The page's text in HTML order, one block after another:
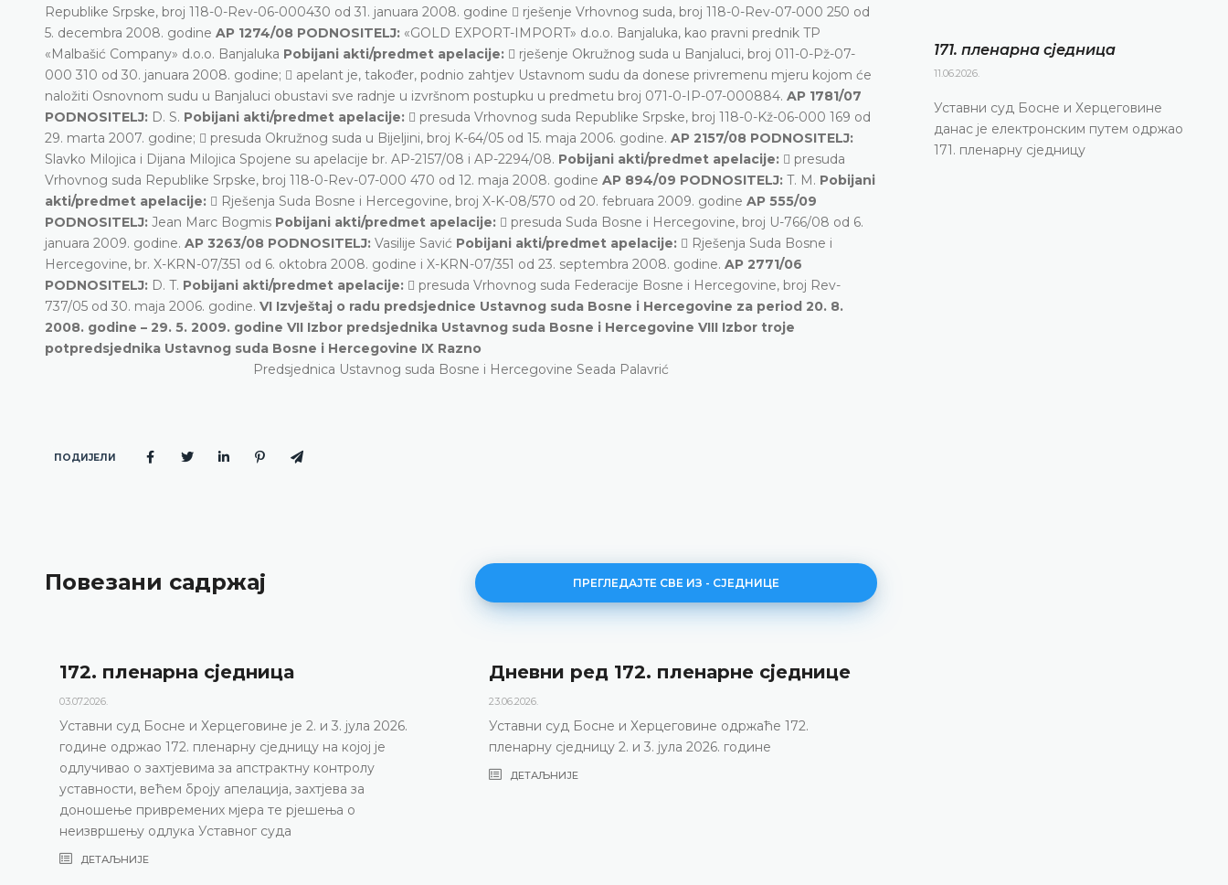
Republike Srpske, broj 118-0-Rev-06-000430 od 31. januara 2008. godine  rješenje Vrhovnog suda, broj 118-0-Rev-07-000 250 od
5. decembra 2008. godine AP 1274/08 PODNOSITELJ: «GOLD EXPORT-IMPORT» d.o.o. Banjaluka, kao pravni prednik TP
«Malbašić Company» d.o.o. Banjaluka Pobijani akti/predmet apelacije:  rješenje Okružnog suda u Banjaluci, broj 011-0-Pž-07-
000 310 od 30. januara 2008. godine;  apelant je, također, podnio zahtjev Ustavnom sudu da donese privremenu mjeru kojom će
naložiti Osnovnom sudu u Banjaluci obustavi sve radnje u izvršnom postupku u predmetu broj 071-0-IP-07-000884. AP 1781/07
PODNOSITELJ: D. S. Pobijani akti/predmet apelacije:  presuda Vrhovnog suda Republike Srpske, broj 118-0-Kž-06-000 169 od
29. marta 2007. godine;  presuda Okružnog suda u Bijeljini, broj K-64/05 od 15. maja 2006. godine. AP 2157/08 PODNOSITELJ:
Slavko Milojica i Dijana Milojica Spojene su apelacije br. AP-2157/08 i AP-2294/08. Pobijani akti/predmet apelacije:  presuda
Vrhovnog suda Republike Srpske, broj 118-0-Rev-07-000 470 od 12. maja 2008. godine AP 894/09 PODNOSITELJ: T. M. Pobijani
akti/predmet apelacije:  Rješenja Suda Bosne i Hercegovine, broj X-K-08/570 od 20. februara 2009. godine AP 555/09
PODNOSITELJ: Jean Marc Bogmis Pobijani akti/predmet apelacije:  presuda Suda Bosne i Hercegovine, broj U-766/08 od 6.
januara 2009. godine. AP 3263/08 PODNOSITELJ: Vasilije Savić Pobijani akti/predmet apelacije:  Rješenja Suda Bosne i
Hercegovine, br. X-KRN-07/351 od 6. oktobra 2008. godine i X-KRN-07/351 od 23. septembra 2008. godine. AP 2771/06
PODNOSITELJ: D. T. Pobijani akti/predmet apelacije:  presuda Vrhovnog suda Federacije Bosne i Hercegovine, broj Rev-
737/05 od 30. maja 2006. godine. VI Izvještaj o radu predsjednice Ustavnog suda Bosne i Hercegovine za period 20. 8.
2008. godine – 29. 5. 2009. godine VII Izbor predsjednika Ustavnog suda Bosne i Hercegovine VIII Izbor troje
potpredsjednika Ustavnog suda Bosne i Hercegovine IX Razno
Predsjednica Ustavnog suda Bosne i Hercegovine Seada Palavrić
ПОДИЈЕЛИ
Повезани садржај ПРЕГЛЕДАЈТЕ СВЕ ИЗ - СЈЕДНИЦЕ
172. пленарна сједницa
03.07.2026.
Уставни суд Босне и Херцеговине је 2. и 3. јула 2026.
године одржао 172. пленарну сједницу на којој је
одлучивао о захтјевима за апстрактну контролу
уставности, већем броју апелација, захтјева за
доношење привремених мјера те рјешења о
неизвршењу одлука Уставног суда
ДЕТАЉНИЈЕ
Дневни ред 172. пленарне сједнице
23.06.2026.
Уставни суд Босне и Херцеговине одржаће 172.
пленарну сједницу 2. и 3. јула 2026. године
ДЕТАЉНИЈЕ
171. пленарна сједницa
11.06.2026.
Уставни суд Босне и Херцеговине
данас је електронским путем одржао
171. пленарну сједницу